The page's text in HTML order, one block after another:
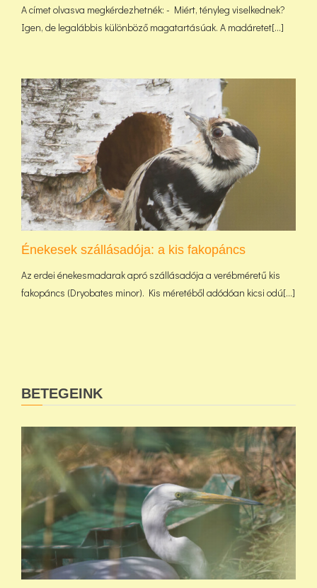
A címet olvasva megkérdezhetnék: - Miért, tényleg viselkednek?
Igen, de legalábbis különböző magatartásúak. A madáretet[...]
Énekesek szállásadója: a kis fakopáncs
Az erdei énekesmadarak apró szállásadója a verébméretű kis
fakopáncs (Dryobates minor). Kis méretéből adódóan kicsi odú[...]
BETEGEINK